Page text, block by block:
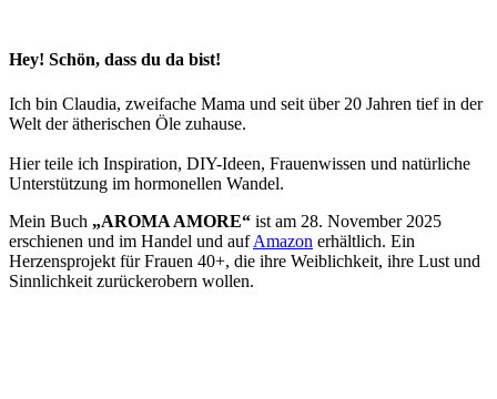
Hey! Schön, dass du da bist!
Ich bin Claudia, zweifache Mama und seit über 20 Jahren tief in der
Welt der ätherischen Öle zuhause.
Hier teile ich Inspiration, DIY-Ideen, Frauenwissen und natürliche
Unterstützung im hormonellen Wandel.
Mein Buch „AROMA AMORE“ ist am 28. November 2025
erschienen und im Handel und aufAmazon erhältlich. Ein
Herzensprojekt für Frauen 40+, die ihre Weiblichkeit, ihre Lust und
Sinnlichkeit zurückerobern wollen.